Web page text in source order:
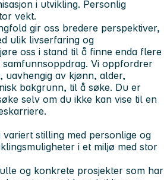
i utvikling. Personlig
vekt.
gir oss bredere perspektiver,
ulik livserfaring og
oss i stand til å finne enda flere
Vi oppfordrer
uavhengig av kjønn, alder,
bakgrunn, til å søke. Du er
selv om du ikke kan vise til en
variert stilling med personlige og
i et miljø med stor
og konkrete prosjekter som har